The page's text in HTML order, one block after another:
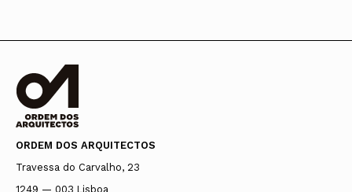
ORDEM DOS ARQUITECTOS
Travessa do Carvalho, 23
1249 — 003 Lisboa